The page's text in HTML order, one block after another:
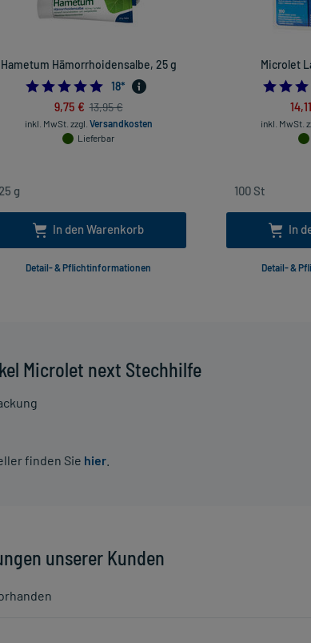
Microlet next Stechhilfe
finden Sie hier
unserer Kunden
Hametum Hämorrhoidensalbe, 25 g
4.944444444444445
18*
9,75 € 13,95 €
inkl. MwSt. zzgl. Versandkosten
Lieferbar
In den Warenkorb
Detail- & Pflichtinformationen
Microlet
inkl. MwSt.
In
Detail- &